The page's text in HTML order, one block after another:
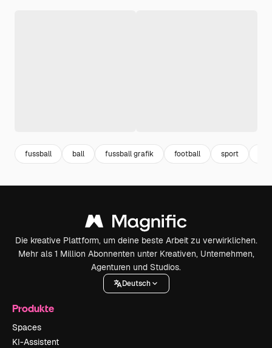
fussball ball fussball grafik football sport
Die kreative Plattform, um deine beste Arbeit zu verwirklichen.
Mehr als 1 Million Abonnenten unter Kreativen, Unternehmen,
Agenturen und Studios.
Deutsch
Produkte
Spaces
KI-Assistent